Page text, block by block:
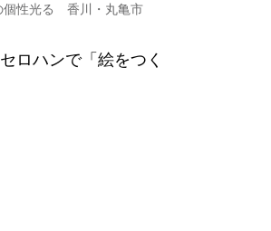
個性光る 香川・丸亀市
ロハンで「絵をつく